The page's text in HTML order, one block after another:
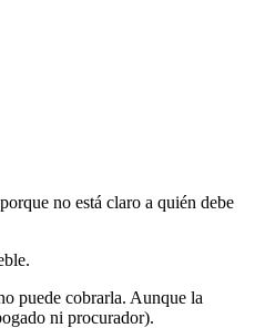
no está claro a quién debe
puede cobrarla. Aunque la
ni procurador).